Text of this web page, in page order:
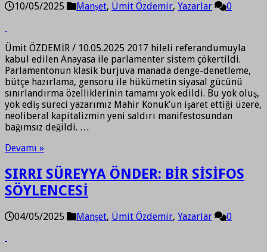
10/05/2025 Manşet, Ümit Özdemir, Yazarlar 0
Ümit ÖZDEMİR / 10.05.2025 2017 hileli referandumuyla
kabul edilen Anayasa ile parlamenter sistem çökertildi.
Parlamentonun klasik burjuva manada denge-denetleme,
bütçe hazırlama, gensoru ile hükümetin siyasal gücünü
sınırlandırma özelliklerinin tamamı yok edildi. Bu yok oluş,
yok ediş süreci yazarımız Mahir Konuk’un işaret ettiği üzere,
neoliberal kapitalizmin yeni saldırı manifestosundan
bağımsız değildi. …
Devamı »
SIRRI SÜREYYA ÖNDER: BİR SİSİFOS
SÖYLENCESİ
04/05/2025 Manşet, Ümit Özdemir, Yazarlar 0